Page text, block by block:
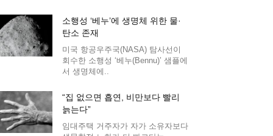
소행성 ‘베누’에 생명체 위한 물·
탄소 존재
미국 항공우주국(NASA) 탐사선이
회수한 소행성 ‘베누(Bennu)’ 샘플에
서 생명체에..
“집 없으면 흡연, 비만보다 빨리
늙는다”
임대주택 거주자가 자가 소유자보다